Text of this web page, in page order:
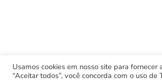
Usamos cookies em nosso site para
“Aceitar todos”, você concorda com o uso